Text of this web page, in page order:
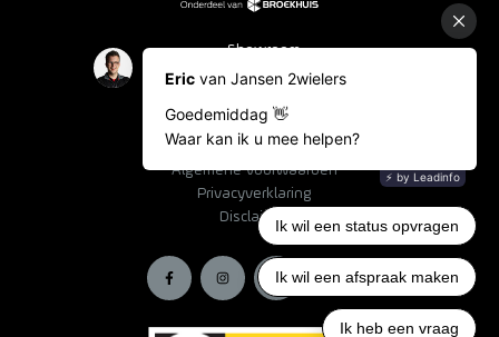
Showroom
Occasions
Bestelinformatie
Algemene voorwaarden
Privacyverklaring
Disclaimer